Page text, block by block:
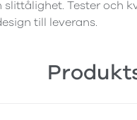
Tester och
till leverans.